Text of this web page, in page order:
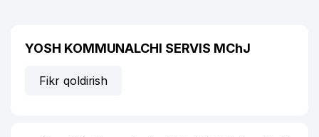
YOSH KOMMUNALCHI SERVIS MChJ
Fikr qoldirish